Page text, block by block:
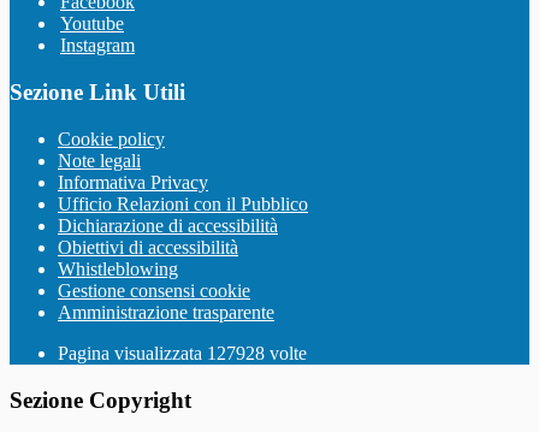
Youtube
Instagram
Sezione Link Utili
Cookie policy
Note legali
Informativa Privacy
Ufficio Relazioni con il Pubblico
Dichiarazione di accessibilità
Obiettivi di accessibilità
Whistleblowing
Gestione consensi cookie
Amministrazione trasparente
Pagina visualizzata 127928 volte
Sezione Copyright